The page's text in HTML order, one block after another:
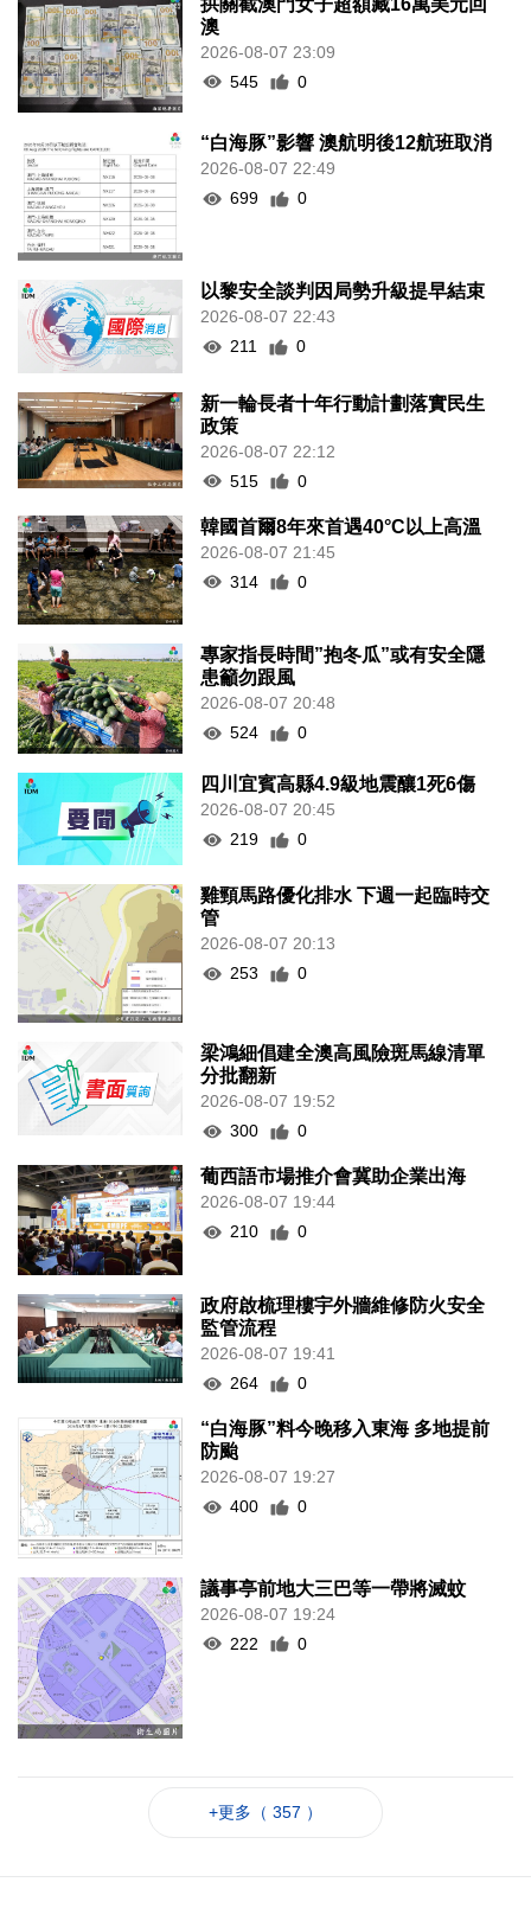
澳
2026-08-07 23:09
545
0
“白海豚”影響 澳航明後12航班取消
2026-08-07 22:49
699
0
以黎安全談判因局勢升級提早結束
2026-08-07 22:43
211
0
新一輪長者十年行動計劃落實民生
政策
2026-08-07 22:12
515
0
韓國首爾8年來首遇40°C以上高溫
2026-08-07 21:45
314
0
專家指長時間”抱冬瓜”或有安全隱
患籲勿跟風
2026-08-07 20:48
524
0
四川宜賓高縣4.9級地震釀1死6傷
2026-08-07 20:45
219
0
雞頸馬路優化排水 下週一起臨時交
管
2026-08-07 20:13
253
0
梁鴻細倡建全澳高風險斑馬線清單
分批翻新
2026-08-07 19:52
300
0
葡西語市場推介會冀助企業出海
2026-08-07 19:44
210
0
政府啟梳理樓宇外牆維修防火安全
監管流程
2026-08-07 19:41
264
0
“白海豚”料今晚移入東海 多地提前
防颱
2026-08-07 19:27
400
0
議事亭前地大三巴等一帶將滅蚊
2026-08-07 19:24
222
0
+更多（ 357 ）